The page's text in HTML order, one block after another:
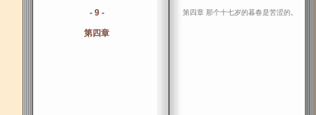
- 9 -
第四章
第四章 那个十七岁的暮春是苦涩的。